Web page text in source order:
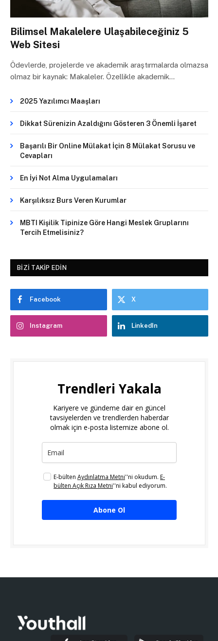
Bilimsel Makalelere Ulaşabileceğiniz 5
Web Sitesi
Ödevlerde, projelerde ve akademik araştırmalarda olmazsa
olmaz bir kaynak: Makaleler. Özellikle akademik…
2025 Yazılımcı Maaşları
Dikkat Sürenizin Azaldığını Gösteren 3 Önemli İşaret
Başarılı Bir Online Mülakat İçin 8 Mülakat Sorusu ve
Cevapları
En İyi Not Alma Uygulamaları
Karşılıksız Burs Veren Kurumlar
MBTI Kişilik Tipinize Göre Hangi Meslek Gruplarını
Tercih Etmelisiniz?
BIZI TAKIP EDIN
Facebook X
Instagram LinkedIn
Trendleri Yakala
Kariyere ve gündeme dair en güncel
tavsiyelerden ve trendlerden haberdar
olmak için e-posta listemize abone ol.
E-bülten Aydınlatma Metni''ni okudum. E-
bülten Açık Rıza Metni''ni kabul ediyorum.
Abone Ol